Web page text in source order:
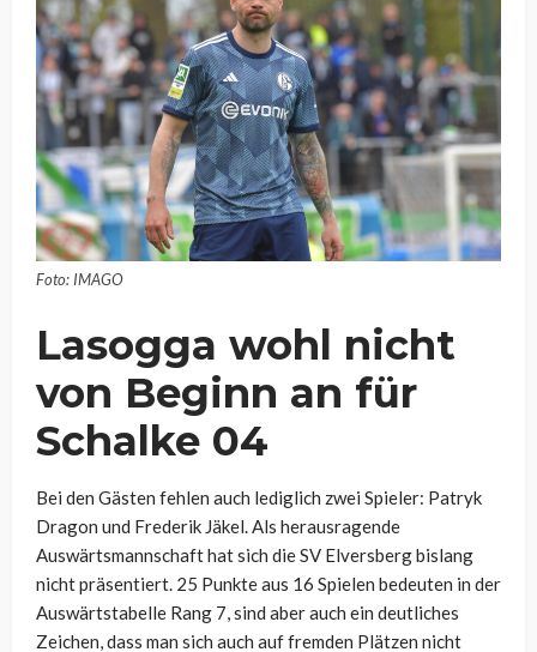
Foto: IMAGO
Lasogga wohl nicht
von Beginn an für
Schalke 04
Bei den Gästen fehlen auch lediglich zwei Spieler: Patryk
Dragon und Frederik Jäkel. Als herausragende
Auswärtsmannschaft hat sich die SV Elversberg bislang
nicht präsentiert. 25 Punkte aus 16 Spielen bedeuten in der
Auswärtstabelle Rang 7, sind aber auch ein deutliches
Zeichen, dass man sich auch auf fremden Plätzen nicht